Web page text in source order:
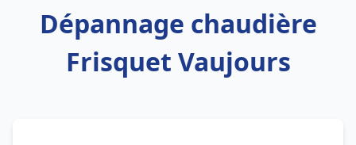
Dépannage chaudière
Frisquet Vaujours